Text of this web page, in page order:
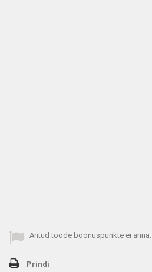
Antud toode boonuspunkte ei anna.
Prindi